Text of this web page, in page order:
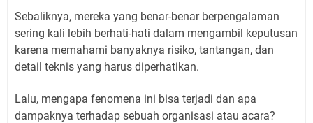
Sebaliknya, mereka yang benar-benar berpengalaman
sering kali lebih berhati-hati dalam mengambil keputusan
karena memahami banyaknya risiko, tantangan, dan
detail teknis yang harus diperhatikan.
Lalu, mengapa fenomena ini bisa terjadi dan apa
dampaknya terhadap sebuah organisasi atau acara?